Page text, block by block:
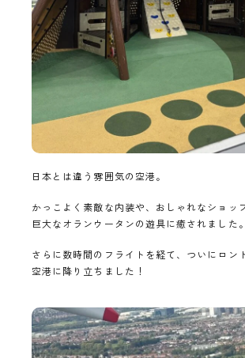
日本とは違う雰囲気の空港。
かっこよく素敵な内装や、おしゃれなショッ
巨大なオランウータンの遊具に癒されました。
さらに数時間のフライトを経て、ついにロン
空港に降り立ちました！